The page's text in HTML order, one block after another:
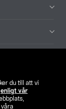
du till att vi
enligt vår
våra